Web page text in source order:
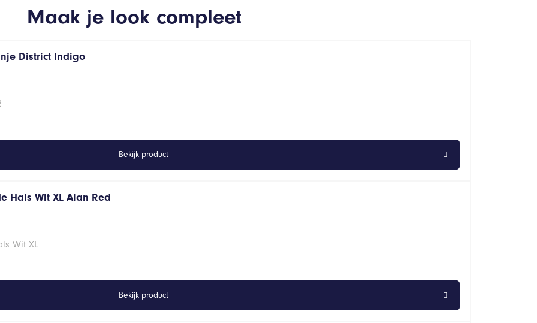
Maak je look compleet
District Indigo
Bekijk product
Hals Wit XL Alan Red
Wit XL
Bekijk product